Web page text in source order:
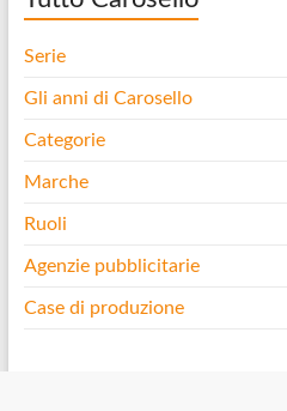
Serie
Gli anni di Carosello
Categorie
Marche
Ruoli
Agenzie pubblicitarie
Case di produzione